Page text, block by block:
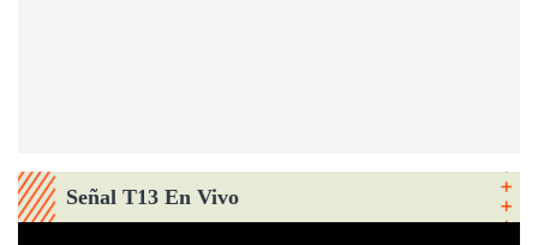
Señal T13 En Vivo